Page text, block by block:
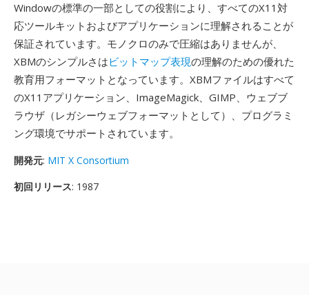
Windowの標準の一部としての役割により、すべてのX11対
応ツールキットおよびアプリケーションに理解されることが
保証されています。モノクロのみで圧縮はありませんが、
XBMのシンプルさはビットマップ表現の理解のための優れた
教育用フォーマットとなっています。XBMファイルはすべて
のX11アプリケーション、ImageMagick、GIMP、ウェブブ
ラウザ（レガシーウェブフォーマットとして）、プログラミ
ング環境でサポートされています。
開発元: MIT X Consortium
初回リリース: 1987